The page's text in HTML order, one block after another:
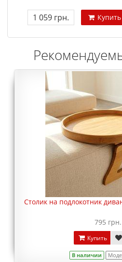
1 059 грн. Купить
Столик на подлокотник
795 грн.
Купить
В наличии